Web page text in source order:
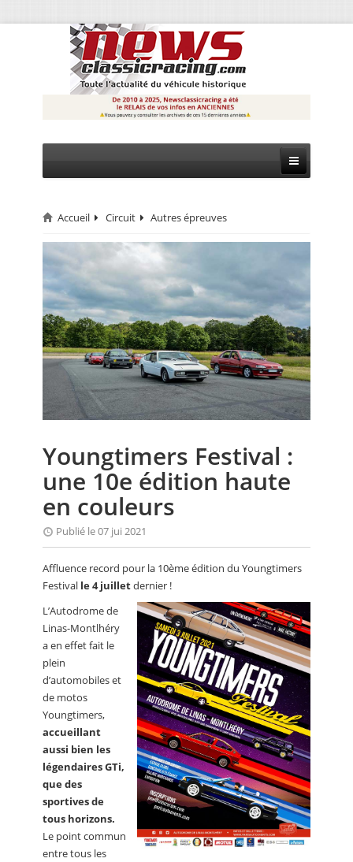
CIRCUIT
RALLYE
MONTAGNE
EVÈNEMENTS
CALENDRIER
FOCUS
ANNUAIRES
PETITES ANNONCES
Accueil Circuit Autres épreuves
Youngtimers Festival :
une 10e édition haute
en couleurs
Publié le 07 jui 2021
Affluence record pour la 10ème édition du Youngtimers
Festival le 4 juilletdernier !
L’Autodrome de
Linas-Montlhéry
a en effet fait le
plein
d’automobiles et
de motos
Youngtimers,
accueillant
aussi bien les
légendaires GTi,
que des
sportives de
tous horizons.
Le point commun
entre tous les